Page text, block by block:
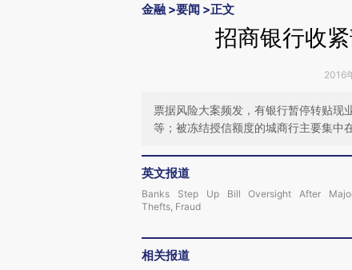
金融 >要闻 >正文
招商银行收
2016
票据风险大案频发，有银行暂停转贴现
等；被冻结授信额度的城商行主要集中
英文报道
Banks Step Up Bill Oversight After
Thefts, Fraud
相关报道